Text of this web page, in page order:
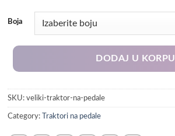
Boja
DODAJ U KORPU
SKU:veliki-traktor-na-pedale
Category: Traktori na pedale